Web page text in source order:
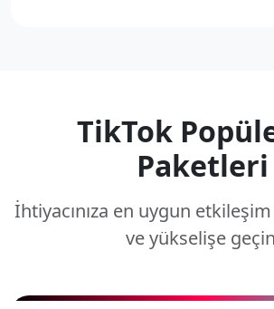
TikTok
Paketleri
İhtiyacınıza en uygun
ve yükselişe